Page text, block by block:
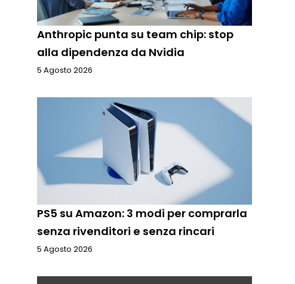
Anthropic punta su team chip: stop
alla dipendenza da Nvidia
5 Agosto 2026
PS5 su Amazon: 3 modi per comprarla
senza rivenditori e senza rincari
5 Agosto 2026